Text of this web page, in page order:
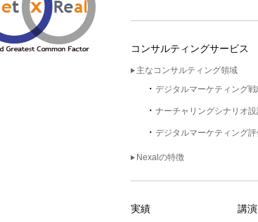
コンサルティングサービス
主なコンサルティング領域
デジタルマーケティング戦
ナーチャリングシナリオ
デジタルマーケティング評
Nexalの特徴
実績 講